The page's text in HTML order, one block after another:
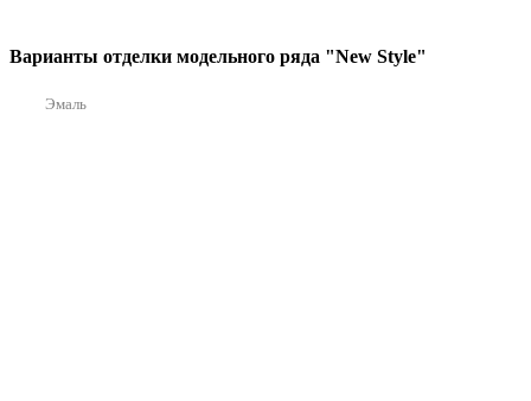
Варианты отделки модельного ряда "New Style"
Эмаль